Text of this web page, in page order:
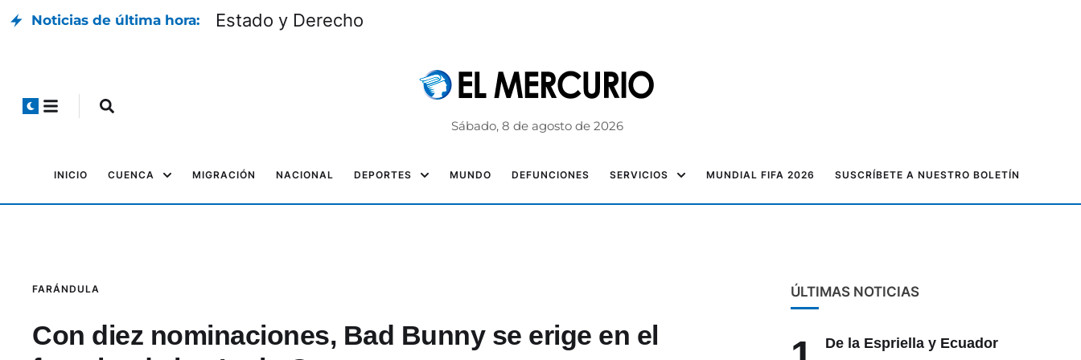
Noticias de última hora: Estado y Derecho
Sábado, 8 de agosto de 2026
INICIO CUENCA MIGRACIÓN NACIONAL DEPORTES MUNDO DEFUNCIONES SERVICIOS MUNDIAL FIFA 2026 SUSCRÍBETE A NUESTRO BOLETÍN
FARÁNDULA
Con diez nominaciones, Bad Bunny se erige en el
ÚLTIMAS NOTICIAS
De la Espriella y Ecuador